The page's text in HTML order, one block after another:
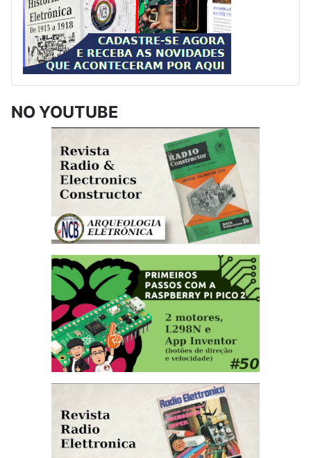
NO YOUTUBE